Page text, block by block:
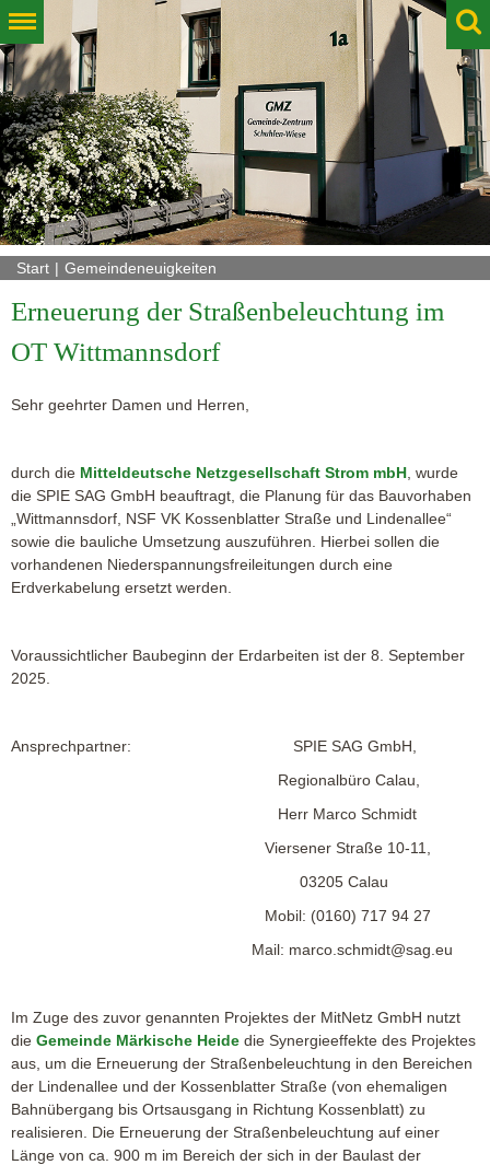
Start Gemeindeneuigkeiten
Erneuerung der Straßenbeleuchtung im
OT Wittmannsdorf
Sehr geehrter Damen und Herren,
durch die Mitteldeutsche Netzgesellschaft Strom mbH , wurde
die SPIE SAG GmbH beauftragt, die Planung für das Bauvorhaben
„Wittmannsdorf, NSF VK Kossenblatter Straße und Lindenallee“
sowie die bauliche Umsetzung auszuführen. Hierbei sollen die
vorhandenen Niederspannungsfreileitungen durch eine
Erdverkabelung ersetzt werden.
Voraussichtlicher Baubeginn der Erdarbeiten ist der 8. September
2025.
Ansprechpartner: SPIE SAG GmbH,
Regionalbüro Calau,
Herr Marco Schmidt
Viersener Straße 10-11,
03205 Calau
Mobil: (0160) 717 94 27
Mail: marco.schmidt@sag.eu
Im Zuge des zuvor genannten Projektes der MitNetz GmbH nutzt
die Gemeinde Märkische Heide die Synergieeffekte des Projektes
aus, um die Erneuerung der Straßenbeleuchtung in den Bereichen
der Lindenallee und der Kossenblatter Straße (von ehemaligen
Bahnübergang bis Ortsausgang in Richtung Kossenblatt) zu
realisieren. Die Erneuerung der Straßenbeleuchtung auf einer
Länge von ca. 900 m im Bereich der sich in der Baulast der